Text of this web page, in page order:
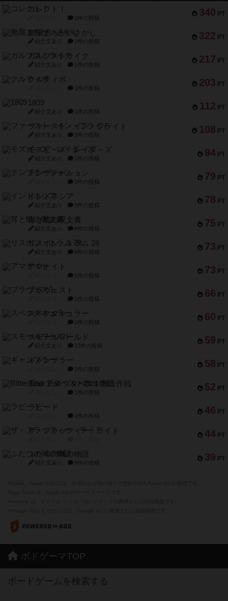
340 PT
コレクト！
1件の投稿
322 PT
無限まちがいさがし
紹介文あり 2件の投稿
217 PT
ガルフストライク
紹介文あり 1件の投稿
203 PT
クルティボ
1件の投稿
112 PT
1809
紹介文あり 1件の投稿
108 PT
ファースト・イン・フライト
紹介文あり 3件の投稿
94 PT
モズビ－ズ・レイダ－ズ
紹介文あり 1件の投稿
79 PT
テンプテーション
2件の投稿
78 PT
インドネシア
紹介文あり 2件の投稿
75 PT
宵と暁の呪文書
紹介文あり 8件の投稿
73 PT
リスボン・トラム 28
紹介文あり 9件の投稿
73 PT
アマナイト
1件の投稿
66 PT
ブラヴェスト
1件の投稿
60 PT
スペクタキュラー
1件の投稿
59 PT
スモールワールド
紹介文あり 13件の投稿
58 PT
ギャンブラー
2件の投稿
52 PT
Bitter End ブタペスト救出作戦
1件の投稿
46 PT
ラピード
1件の投稿
44 PT
ザ・フラッフィー・ライト
39 PT
ふたつの城の物語
紹介文あり 6件の投稿
ボドゲーマTOP
ボードゲームを検索する